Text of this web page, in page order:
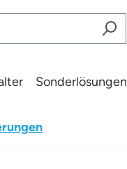
Sonderlösungen